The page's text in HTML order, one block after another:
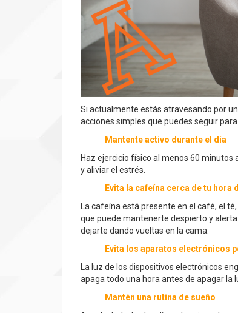
Si actualmente estás atravesando por
acciones simples que puedes seguir
Mantente activo durante el día
Haz ejercicio físico al menos 60
y aliviar el estrés.
Evita la cafeína cerca de tu hora
La cafeína está presente en el café, el
que puede mantenerte despierto y
dejarte dando vueltas en la cama.
Evita los aparatos electrónicos
La luz de los dispositivos electrónicos
apaga todo una hora antes de apagar la
Mantén una rutina de sueño